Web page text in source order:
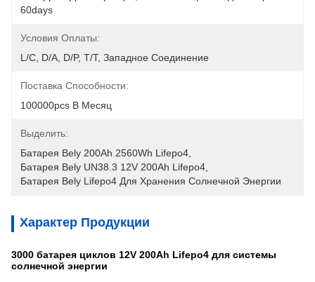
60days
Условия Оплаты:
L/C, D/A, D/P, T/T, Западное Соединение
Поставка Способности:
100000pcs В Месяц
Выделить:
Батарея Bely 200Ah 2560Wh Lifepo4
Батарея Bely UN38.3 12V 200Ah Lifepo4
Батарея Bely Lifepo4 Для Хранения Солнечной Энергии
Характер Продукции
3000 батарея циклов 12V 200Ah Lifepo4 для системы
солнечной энергии